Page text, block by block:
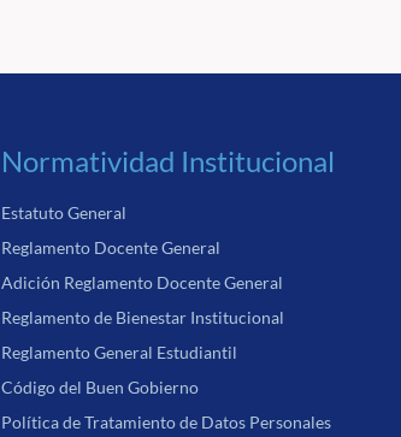
Normatividad Institucional
Estatuto General
Reglamento Docente General
Adición Reglamento Docente General
Reglamento de Bienestar Institucional
Reglamento General Estudiantil
Código del Buen Gobierno
Política de Tratamiento de Datos Personales